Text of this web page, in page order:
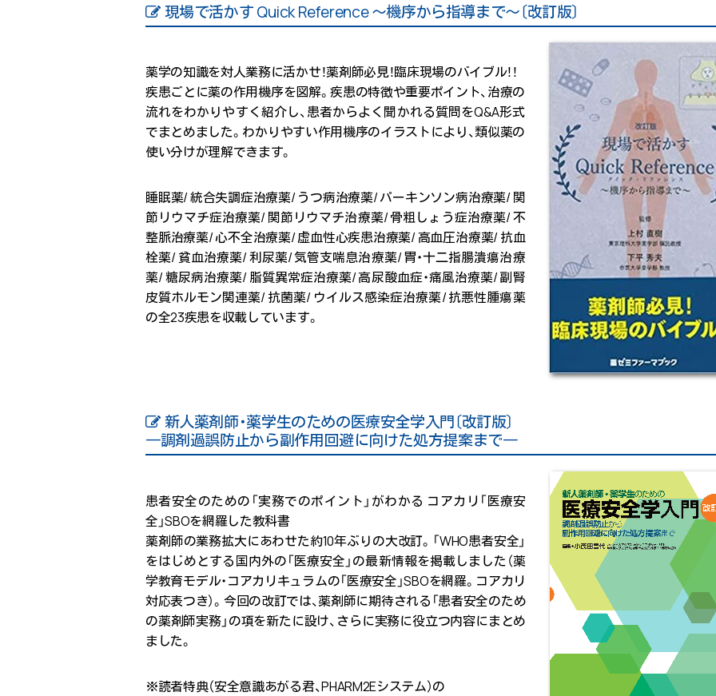
現場で活かす Quick Reference ～機序から指導まで～〔改訂版〕
薬学の知識を対人業務に活かせ！薬剤師必見！臨床現場のバイブル！！
疾患ごとに薬の作用機序を図解。疾患の特徴や重要ポイント、治療の
流れをわかりやすく紹介し、患者からよく聞かれる質問をQ&A形式
でまとめました。わかりやすい作用機序のイラストにより、類似薬の
使い分けが理解できます。
睡眠薬/ 統合失調症治療薬/ うつ病治療薬/ パーキンソン病治療薬/ 関
節リウマチ症治療薬/ 関節リウマチ治療薬/ 骨粗しょう症治療薬/ 不
整脈治療薬/ 心不全治療薬/ 虚血性心疾患治療薬/ 高血圧治療薬/ 抗血
栓薬/ 貧血治療薬/ 利尿薬/ 気管支喘息治療薬/ 胃・十二指腸潰瘍治療
薬/ 糖尿病治療薬/ 脂質異常症治療薬/ 高尿酸血症・痛風治療薬/ 副腎
皮質ホルモン関連薬/ 抗菌薬/ ウイルス感染症治療薬/ 抗悪性腫瘍薬
の全23疾患を収載しています。
新人薬剤師・薬学生のための医療安全学入門〔改訂版〕
―調剤過誤防止から副作用回避に向けた処方提案まで―
患者安全のための「実務でのポイント」がわかる コアカリ「医療安
全」SBOを網羅した教科書
薬剤師の業務拡大にあわせた約10年ぶりの大改訂。「WHO患者安全」
をはじめとする国内外の「医療安全」の最新情報を掲載しました（薬
学教育モデル・コアカリキュラムの「医療安全」SBOを網羅。コアカリ
対応表つき）。今回の改訂では、薬剤師に期待される「患者安全のため
の薬剤師実務」の項を新たに設け、さらに実務に役立つ内容にまとめ
ました。
※読者特典（安全意識あがる君、PHARM2Eシステム）の